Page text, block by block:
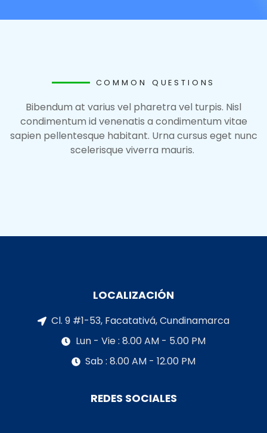
COMMON QUESTIONS
Bibendum at varius vel pharetra vel turpis. Nisl
condimentum id venenatis a condimentum vitae
sapien pellentesque habitant. Urna cursus eget nunc
scelerisque viverra mauris.
LOCALIZACIÓN
Cl. 9 #1-53, Facatativá, Cundinamarca
Lun - Vie : 8.00 AM - 5.00 PM
Sab : 8.00 AM - 12.00 PM
REDES SOCIALES